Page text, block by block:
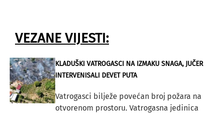
VEZANE VIJESTI:
KLADUŠKI VATROGASCI NA IZMAKU SNAGA, JUČER
INTERVENISALI DEVET PUTA
Vatrogasci bilježe povećan broj požara na
otvorenom prostoru. Vatrogasna jedinica